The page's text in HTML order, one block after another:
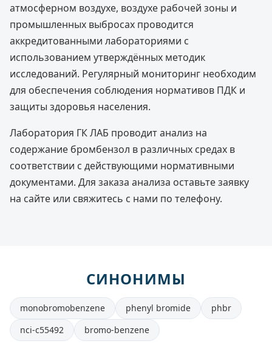
атмосферном воздухе, воздухе рабочей зоны и
промышленных выбросах проводится
аккредитованными лабораториями с
использованием утверждённых методик
исследований. Регулярный мониторинг необходим
для обеспечения соблюдения нормативов ПДК и
защиты здоровья населения.
Лаборатория ГК ЛАБ проводит анализ на
содержание бромбензол в различных средах в
соответствии с действующими нормативными
документами. Для заказа анализа оставьте заявку
на сайте или свяжитесь с нами по телефону.
СИНОНИМЫ
monobromobenzene phenyl bromide
phbr
nci-c55492
bromo-benzene